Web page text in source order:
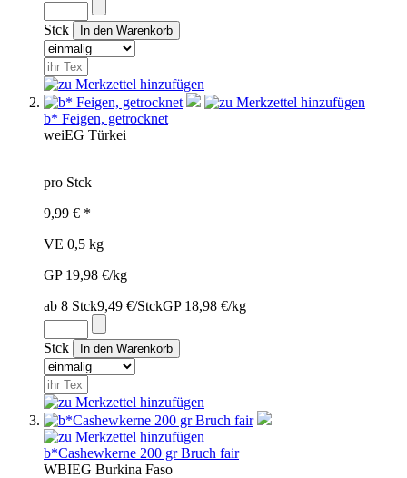
Stck
b* Feigen, getrocknet
weiEG Türkei
pro Stck
9,99 € *
VE 0,5 kg
GP 19,98 €/kg
ab 8 Stck9,49 €/StckGP 18,98 €/kg
Stck
b*Cashewkerne 200 gr Bruch fair
WBIEG Burkina Faso